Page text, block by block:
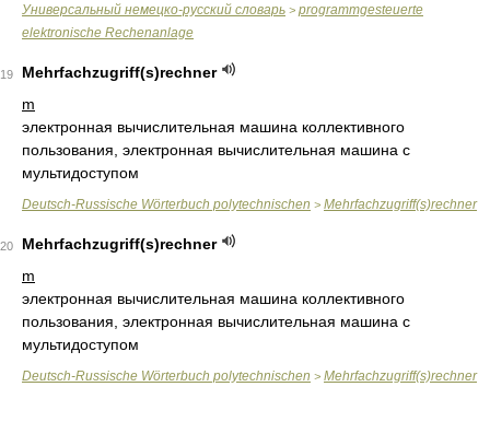
Универсальный немецко-русский словарь > programmgesteuerte
elektronische Rechenanlage
19
Mehrfachzugriff(s)rechner
m
электронная вычислительная машина коллективного
пользования, электронная вычислительная машина с
мультидоступом
Deutsch-Russische Wörterbuch polytechnischen > Mehrfachzugriff(s)rechner
20
Mehrfachzugriff(s)rechner
m
электронная вычислительная машина коллективного
пользования, электронная вычислительная машина с
мультидоступом
Deutsch-Russische Wörterbuch polytechnischen > Mehrfachzugriff(s)rechner